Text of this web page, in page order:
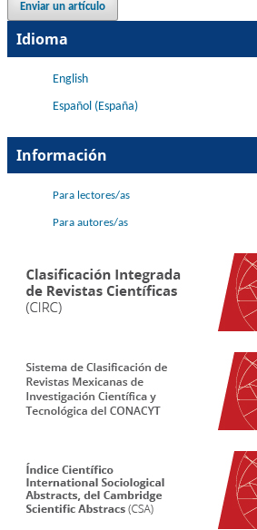
Enviar un artículo
Idioma
English
Español (España)
Información
Para lectores/as
Para autores/as